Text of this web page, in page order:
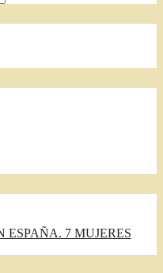
7 MUJERES